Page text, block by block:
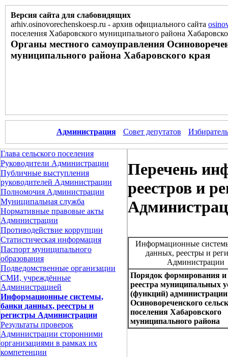
Версия сайта для слабовидящих
arhiv.osinovorechenskoesp.ru - архив официального сайта
поселения Хабаровского муниципального района
Органы местного самоуправления
муниципального района Хабаровского края
Администрация Совет депутатов
Глава сельского поселения
Руководители Администрации
Публичные выступления
руководителей Администрации
Полномочия Администрации
Муниципальная служба
Нормативные правовые акты
Администрации
Противодействие коррупции
Статистическая информация
Паспорт муниципального
образования
Подведомственные организации
СМИ, учреждённые
Администрацией
Информационные системы,
банки данных, реестры и
регистры Администрации
Результаты проверок
Администрации сторонними
организациями в рамках их
компетенции
Перечень
реестров и
Информационные
данных, реестры и
Администрации
Порядок формирования и
реестра муниципальных
(функций) администрации
Осиновореченского
поселения Хабаровского
муниципального района